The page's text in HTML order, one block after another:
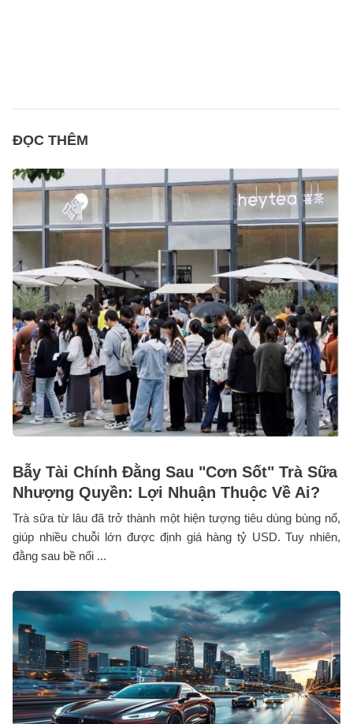
ĐỌC THÊM
Bẫy Tài Chính Đằng Sau "Cơn Sốt" Trà Sữa
Nhượng Quyền: Lợi Nhuận Thuộc Về Ai?
Trà sữa từ lâu đã trở thành một hiện tượng tiêu dùng bùng nổ,
giúp nhiều chuỗi lớn được định giá hàng tỷ USD. Tuy nhiên,
đằng sau bề nổi ...